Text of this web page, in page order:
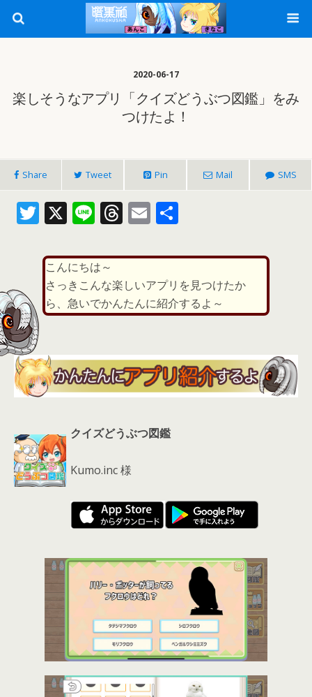
2020-06-17
楽しそうなアプリ「クイズどうぶつ図鑑」をみ
つけたよ！
Share Tweet Pin Mail SMS
T
itt
er
X Li
e
T
re
a
d
s
E
ai
l
こんにちは～
さっきこんな楽しいアプリを見つけたか
ら、急いでかんたんに紹介するよ～
クイズどうぶつ図鑑
Kumo.inc 様